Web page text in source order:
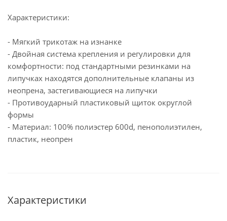
Характеристики:
- Мягкий трикотаж на изнанке
- Двойная система крепления и регулировки для
комфортности: под стандартными резинками на
липучках находятся дополнительные клапаны из
неопрена, застегивающиеся на липучки
- Противоударный пластиковый щиток округлой
формы
- Материал: 100% полиэстер 600d, пенополиэтилен,
пластик, неопрен
Характеристики